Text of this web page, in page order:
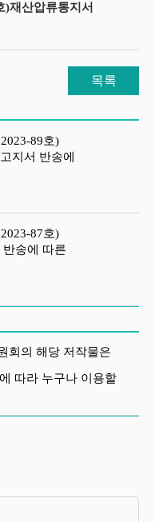
)재산압류통지서
목록
89호)
지서 반송에
87호)
송에 따른
회의 해당 저작물은
따라 누구나 이용할